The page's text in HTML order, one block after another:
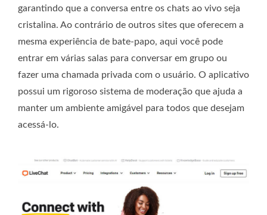
garantindo que a conversa entre os chats ao vivo seja
cristalina. Ao contrário de outros sites que oferecem a
mesma experiência de bate-papo, aqui você pode
entrar em várias salas para conversar em grupo ou
fazer uma chamada privada com o usuário. O aplicativo
possui um rigoroso sistema de moderação que ajuda a
manter um ambiente amigável para todos que desejam
acessá-lo.